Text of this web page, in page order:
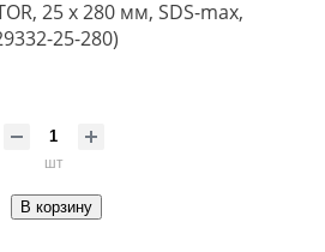
25 х 280 мм, SDS-max,
25-280)
шт
В корзину